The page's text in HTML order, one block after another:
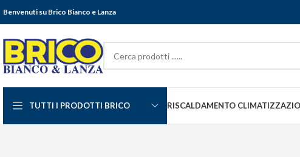
Benvenuti su Brico Bianco e Lanza
TUTTI I PRODOTTI BRICO RISCALDAMENTO